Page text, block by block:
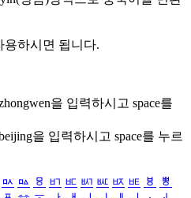
용하시면 됩니다.
을 입력하시고 space를
을 입력하시고 space를 누르
ㅯ ㅰ ㅱ ㅲ ㅳ ㅴ ㅵ ㅶ ㅷ ㅸ
ㅹ